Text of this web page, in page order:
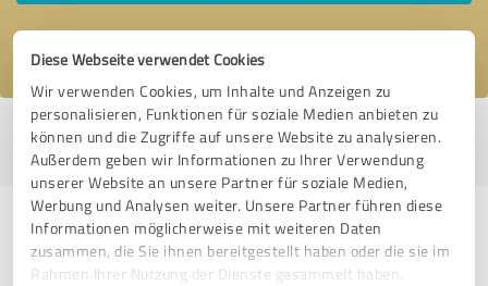
Diese Webseite verwendet Cookies
Wir verwenden Cookies, um Inhalte und Anzeigen zu
personalisieren, Funktionen für soziale Medien anbieten zu
können und die Zugriffe auf unsere Website zu analysieren.
Außerdem geben wir Informationen zu Ihrer Verwendung
unserer Website an unsere Partner für soziale Medien,
Werbung und Analysen weiter. Unsere Partner führen diese
Informationen möglicherweise mit weiteren Daten
zusammen, die Sie ihnen bereitgestellt haben oder die sie im
Rahmen Ihrer Nutzung der Dienste gesammelt haben.
Ich stimme den
Profil aktiv seit 25.09.2019 |Letzte Aktualisierung: 30.05.2021|Profil
melden
Erfahrungen zu weiteren
Anbietern aus dem Bereich